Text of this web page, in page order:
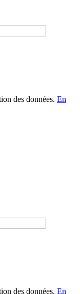
des données. En
des données. En